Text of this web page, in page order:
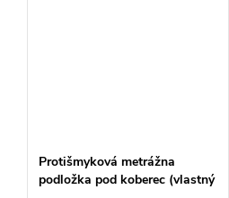
Protišmyková metrážna
podložka pod koberec (vlastný